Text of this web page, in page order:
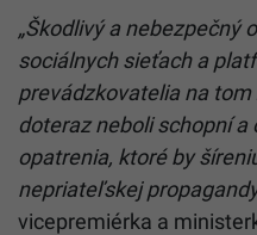
„Škodlivý a nebezpečný
sociálnych sieťach a
prevádzkovatelia na
doteraz neboli schopní
opatrenia, ktoré by
nepriateľskej
vicepremiérka a